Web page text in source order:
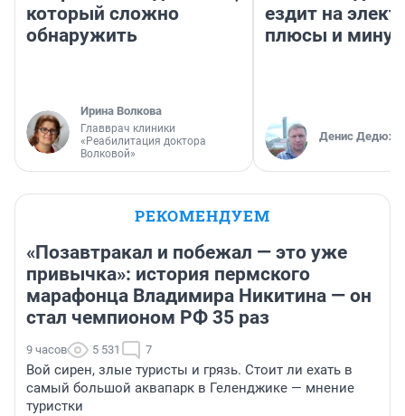
который сложно
обнаружить
Ирина Волкова
Главврач клиники
«Реабилитация доктора
Волковой»
ездит на
плюсы и
Денис
РЕКОМЕНДУЕМ
«Позавтракал и побежал — это уже
привычка»: история пермского
марафонца Владимира Никитина — он
стал чемпионом РФ 35 раз
9 часов 5 531 7
Вой сирен, злые туристы и грязь. Стоит ли ехать в
самый большой аквапарк в Геленджике — мнение
туристки